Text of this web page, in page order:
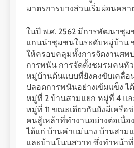
มาตรการบางส่วนเริ่มผ่อนคลา
ในปี พ.ศ. 2562 มีการพัฒนาชุม
แกนนำชุมชนในระดับหมู่บ้าน
ให้ครอบคลุมทั้งการจัดงานศพ
การพนัน การจัดตั้งชมรมคนหั
หมู่บ้านต้นแบบที่ยังคงขับเคลื่อ
ปลอดการพนันอย่างเข้มแข็ง ไ
หมู่ที่ 2 บ้านสามแยก หมู่ที่ 4 แ
หมู่ที่ 11 ขณะเดียวกันยังมีเครื
คนสู้เหล้าที่ทำงานอย่างต่อเนื่
ได้แก่ บ้านคำแม่นาง บ้านสาม
และบ้านโนนสวาท ซึ่งทำหน้า